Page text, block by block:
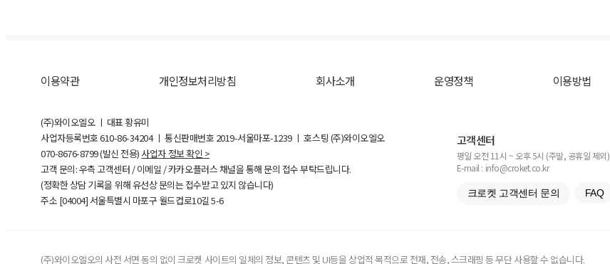
이용약관 개인정보처리방침 회사소개 운영정책 이용방법
(주)와이오엘오 ㅣ 대표 황유미
사업자등록번호610-86-34204ㅣ 통신판매번호 2019-서울마포-1239 ㅣ 호스팅 (주)와이오엘오
070-8676-8799 (발신 전용) 사업자 정보 확인 >
고객 문의: 우측 고객센터 / 이메일 / 카카오플러스 채널을 통해 문의 접수 부탁드립니다.
(정확한 상담 기록을 위해 유선상 문의는 접수받고 있지 않습니다)
주소 [04004] 서울특별시 마포구 월드컵로10길5-6
고객센터
평일 오전 11시 ~ 오후 5시 (주말, 공휴일 제외)
E-mail : info@croket.co.kr
크로켓 고객센터 문의 FAQ
(주)와이오엘오의 사전 서면 동의 없이 크로켓 사이트의 일체의 정보, 콘텐츠 및 UI등을 상업적 목적으로 전재, 전송, 스크래핑 등 무단 사용할 수 없습니다.